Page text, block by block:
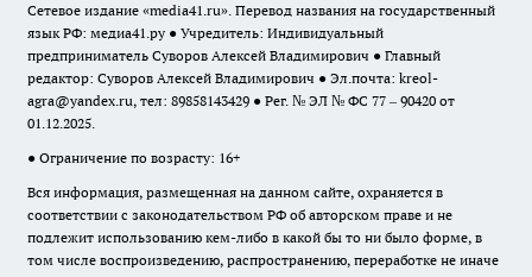
Сетевое издание «media41.ru». Перевод названия на государственный
язык РФ: медиа41.ру ● Учредитель: Индивидуальный
предприниматель Суворов Алексей Владимирович ● Главный
редактор: Суворов Алексей Владимирович ● Эл.почта: kreol-
agra@yandex.ru, тел: 89858143429 ● Рег. № ЭЛ № ФС 77 – 90420 от
01.12.2025.
● Ограничение по возрасту: 16+
Вся информация, размещенная на данном сайте, охраняется в
соответствии с законодательством РФ об авторском праве и не
подлежит использованию кем-либо в какой бы то ни было форме, в
том числе воспроизведению, распространению, переработке не иначе